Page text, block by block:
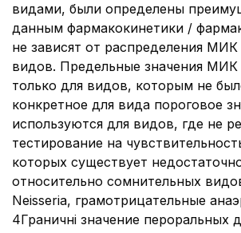
видами, были определены
данным фармакокинетики /
не зависят от распределения
видов. Предельные значения МИК
только для видов, которым не
конкретное для вида пороговое
используются для видов, где не
тестирование на
которых существует
относительно сомнительных
Neisseria, грамотрицательные
4Граничні значение пероральных